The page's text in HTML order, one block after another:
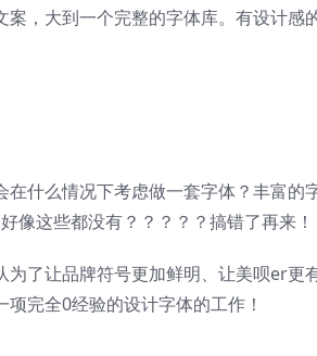
案，大到一个完整的字体库。有设计感
在什么情况下考虑做一套字体？丰富
像这些都没有？？？？？搞错了再来！
为了让品牌符号更加鲜明、让美呗er更
完全0经验的设计字体的工作！